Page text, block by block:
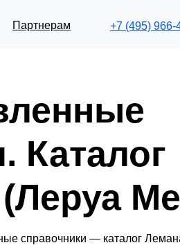
+7 (495) 966-
Партнерам
Каталог
справочники — каталог